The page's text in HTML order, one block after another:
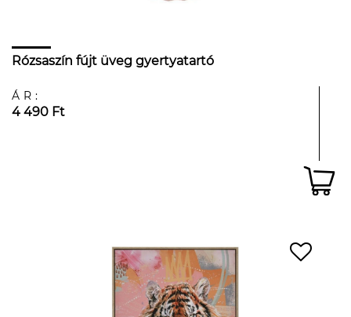
Rózsaszín fújt üveg gyertyatartó
ÁR:
4 490 Ft